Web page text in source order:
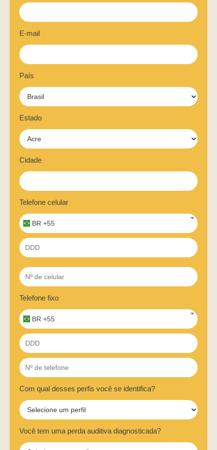
E-mail
País
Estado
Cidade
Telefone celular
BR +55
Telefone fixo
BR +55
Com qual desses perfis você se identifica?
Você tem uma perda auditiva diagnosticada?